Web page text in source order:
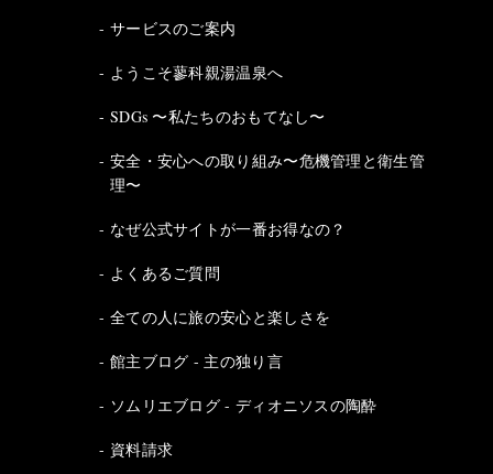
サービスのご案内
ようこそ蓼科親湯温泉へ
SDGs 〜私たちのおもてなし〜
安全・安心への取り組み〜危機管理と衛生管
理〜
なぜ公式サイトが一番お得なの？
よくあるご質問
全ての人に旅の安心と楽しさを
館主ブログ - 主の独り言
ソムリエブログ - ディオニソスの陶酔
資料請求